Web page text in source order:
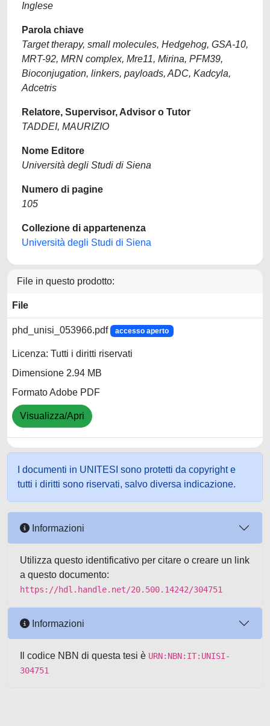
Inglese
Parola chiave
Target therapy, small molecules, Hedgehog, GSA-10,
MRT-92, MRN complex, Mre11, Mirina, PFM39,
Bioconjugation, linkers, payloads, ADC, Kadcyla,
Adcetris
Relatore, Supervisor, Advisor o Tutor
TADDEI, MAURIZIO
Nome Editore
Università degli Studi di Siena
Numero di pagine
105
Collezione di appartenenza
Università degli Studi di Siena
File in questo prodotto:
File
phd_unisi_053966.pdf accesso aperto
Licenza: Tutti i diritti riservati
Dimensione 2.94 MB
Formato Adobe PDF
Visualizza/Apri
I documenti in UNITESI sono protetti da copyright e
tutti i diritti sono riservati, salvo diversa indicazione.
Informazioni
Utilizza questo identificativo per citare o creare un link
a questo documento:
https://hdl.handle.net/20.500.14242/304751
Informazioni
Il codice NBN di questa tesi è URN:NBN:IT:UNISI-
304751